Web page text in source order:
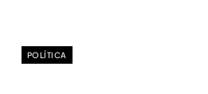
POLÍTICA